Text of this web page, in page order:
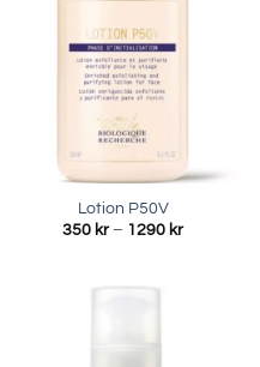
Lotion P50V
350 kr – 1290 kr